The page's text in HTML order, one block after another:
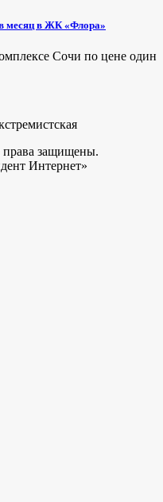
месяц в ЖК «Флора»
Сочи по цене один
права защищены.
Интернет»